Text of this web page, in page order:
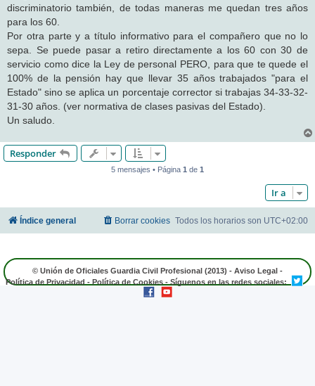
discriminatorio también, de todas maneras me quedan tres años
para los 60.
Por otra parte y a título informativo para el compañero que no lo
sepa. Se puede pasar a retiro directamente a los 60 con 30 de
servicio como dice la Ley de personal PERO, para que te quede el
100% de la pensión hay que llevar 35 años trabajados "para el
Estado" sino se aplica un porcentaje corrector si trabajas 34-33-32-
31-30 años. (ver normativa de clases pasivas del Estado).
Un saludo.
Responder
5 mensajes • Página 1 de 1
Ir a
Índice general Todos los horarios son UTC+02:00
Borrar cookies
© Unión de Oficiales Guardia Civil Profesional (2013) - Aviso Legal -
Política de Privacidad - Política de Cookies - Síguenos en las redes sociales: